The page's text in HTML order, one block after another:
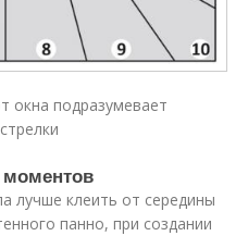
окна подразумевает
лучше клеить от середины
панно, при создании